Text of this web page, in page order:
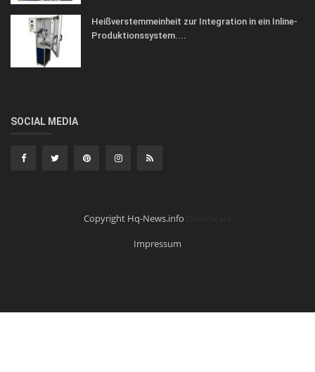
Heißverstemmeinheit zur Integration in ein Inline-
Produktionssystem....
SOCIAL MEDIA
Copyright Hq-News.info
Impressum